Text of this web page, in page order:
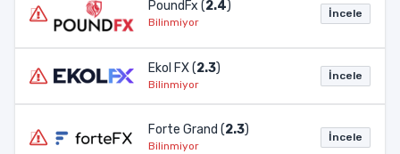
PoundFx (2.4)
Bilinmiyor
İncele
Ekol FX (2.3)
Bilinmiyor
İncele
Forte Grand (2.3)
Bilinmiyor
İncele